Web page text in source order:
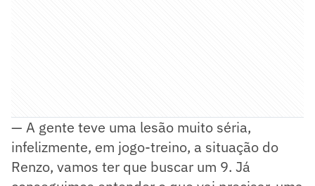
— A gente teve uma lesão muito séria,
infelizmente, em jogo-treino, a situação do
Renzo, vamos ter que buscar um 9. Já